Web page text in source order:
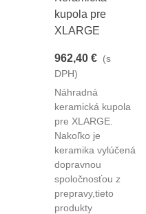
kupola pre
XLARGE
962,40 € (s
DPH)
Náhradná
keramická kupola
pre XLARGE.
Nakoľko je
keramika vylúčená
dopravnou
spoločnosťou z
prepravy,tieto
produkty